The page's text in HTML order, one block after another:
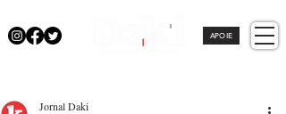
APOIE
Jornal Daki